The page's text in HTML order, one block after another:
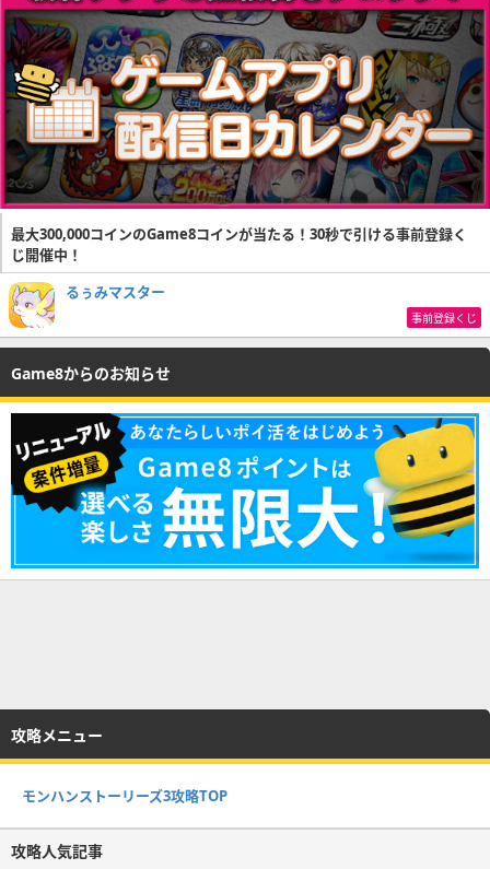
最大300,000コインのGame8コインが当たる！30秒で引ける事前登録く
じ開催中！
るぅみマスター
事前登録くじ
Game8からのお知らせ
攻略メニュー
モンハンストーリーズ3攻略TOP
攻略人気記事